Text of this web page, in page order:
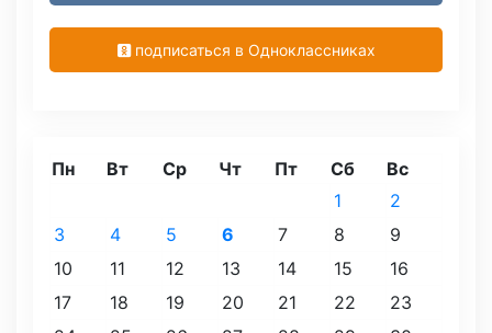
подписаться в Одноклассниках
Пн Вт Ср Чт Пт Сб
Вс
1
2
3
4 5 6 7 8
9
10
11 12 13 14 15
16
17
18 19 20 21 22
23